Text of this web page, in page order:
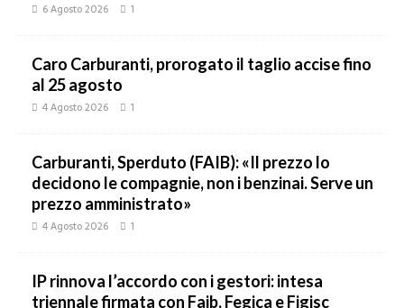
6 Agosto 2026 1
Caro Carburanti, prorogato il taglio accise fino
al 25 agosto
4 Agosto 2026 1
Carburanti, Sperduto (FAIB): «Il prezzo lo
decidono le compagnie, non i benzinai. Serve un
prezzo amministrato»
4 Agosto 2026 1
IP rinnova l’accordo con i gestori: intesa
triennale firmata con Faib, Fegica e Figisc